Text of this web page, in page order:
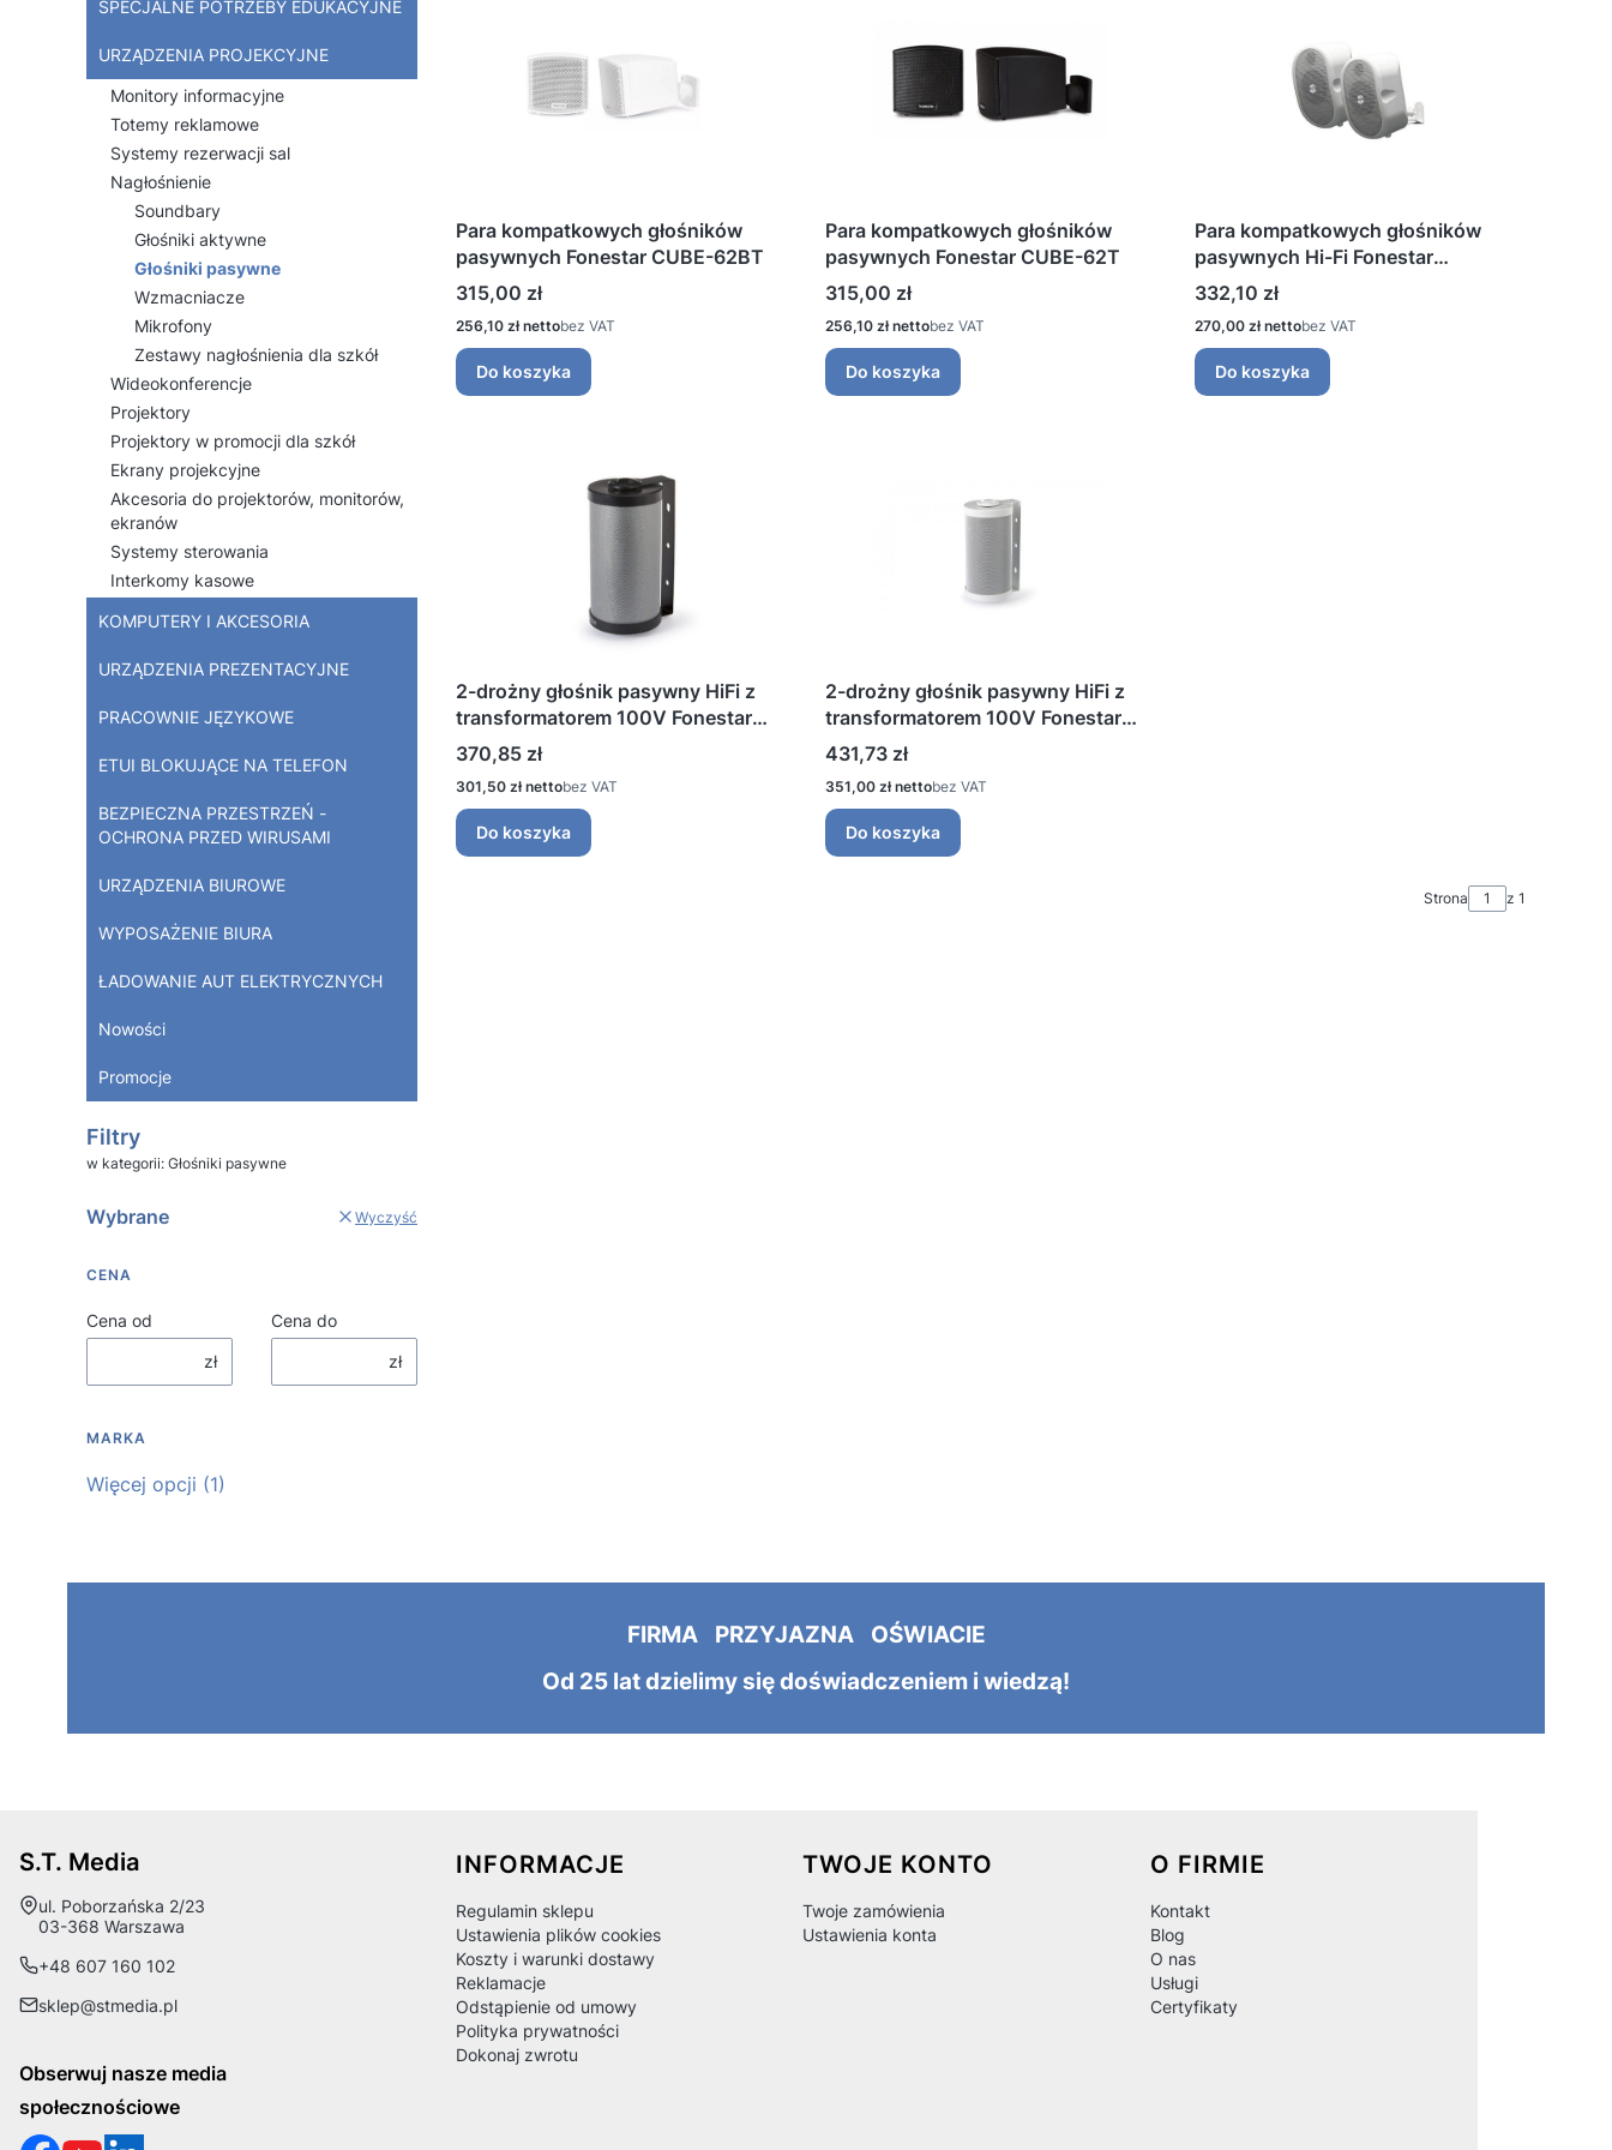
SPECJALNE POTRZEBY EDUKACYJNE
URZĄDZENIA PROJEKCYJNE
Monitory informacyjne
Totemy reklamowe
Systemy rezerwacji sal
Nagłośnienie
Soundbary
Głośniki aktywne
Głośniki pasywne
Wzmacniacze
Mikrofony
Zestawy nagłośnienia dla szkół
Wideokonferencje
Projektory
Projektory w promocji dla szkół
Ekrany projekcyjne
Akcesoria do projektorów, monitorów,
ekranów
Systemy sterowania
Interkomy kasowe
KOMPUTERY I AKCESORIA
URZĄDZENIA PREZENTACYJNE
PRACOWNIE JĘZYKOWE
ETUI BLOKUJĄCE NA TELEFON
BEZPIECZNA PRZESTRZEŃ -
OCHRONA PRZED WIRUSAMI
URZĄDZENIA BIUROWE
WYPOSAŻENIE BIURA
ŁADOWANIE AUT ELEKTRYCZNYCH
Nowości
Promocje
Filtry
w kategorii: Głośniki pasywne
Wybrane Wyczyść
CENA
Cena od
zł
Cena do
zł
MARKA
Marka
Więcej opcji (1)
Para kompatkowych głośników
pasywnych Fonestar CUBE-62BT
Cena
315,00 zł
Cena
256,10 zł bez VAT
Do koszyka
Para kompatkowych głośników
pasywnych Fonestar CUBE-62T
Cena
315,00 zł
Cena
256,10 zł bez VAT
Do koszyka
Para kompatkowych głośników
pasywnych Hi-Fi Fonestar
AMBIENT-20B
Cena
332,10 zł
Cena
270,00 zł bez VAT
Do koszyka
2-drożny głośnik pasywny HiFi z
transformatorem 100V Fonestar
BS-31NT
Cena
370,85 zł
Cena
301,50 zł bez VAT
Do koszyka
2-drożny głośnik pasywny HiFi z
transformatorem 100V Fonestar
BS-30BT
Cena
431,73 zł
Cena
351,00 zł bez VAT
Do koszyka
Strona z 1
FIRMA PRZYJAZNA OŚWIACIE
Od 25 lat dzielimy się doświadczeniem i wiedzą!
S.T. Media
Adres:
ul. Poborzańska 2/23
03-368 Warszawa
+48 607 160 102
sklep@stmedia.pl
Obserwuj nasze media
społecznościowe
Linki w stopce
INFORMACJE
Regulamin sklepu
Ustawienia plików cookies
Koszty i warunki dostawy
Reklamacje
Odstąpienie od umowy
Polityka prywatności
Dokonaj zwrotu
TWOJE KONTO
Twoje zamówienia
Ustawienia konta
O FIRMIE
Kontakt
Blog
O nas
Usługi
Certyfikaty